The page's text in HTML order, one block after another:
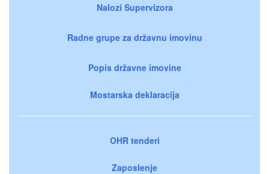
Nalozi Supervizora
Radne grupe za državnu imovinu
Popis državne imovine
Mostarska deklaracija
OHR tenderi
Zaposlenje